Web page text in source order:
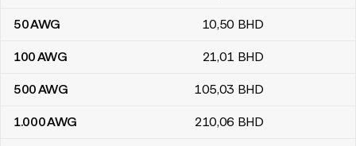
50AWG 10,50 BHD
100AWG 21,01 BHD
500AWG 105,03 BHD
1.000AWG 210,06 BHD